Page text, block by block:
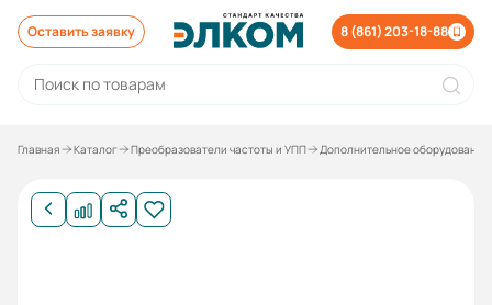
Оставить заявку 8 (861) 203-18-88
Главная Каталог Преобразователи частоты и УПП Дополнительное